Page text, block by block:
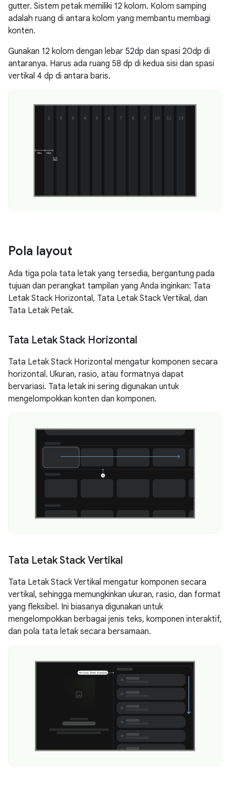
gutter. Sistem petak memiliki 12 kolom. Kolom samping
adalah ruang di antara kolom yang membantu membagi
konten.
Gunakan 12 kolom dengan lebar 52dp dan spasi 20dp di
antaranya. Harus ada ruang 58 dp di kedua sisi dan spasi
vertikal 4 dp di antara baris.
Pola layout
Ada tiga pola tata letak yang tersedia, bergantung pada
tujuan dan perangkat tampilan yang Anda inginkan: Tata
Letak Stack Horizontal, Tata Letak Stack Vertikal, dan
Tata Letak Petak.
Tata Letak Stack Horizontal
Tata Letak Stack Horizontal mengatur komponen secara
horizontal. Ukuran, rasio, atau formatnya dapat
bervariasi. Tata letak ini sering digunakan untuk
mengelompokkan konten dan komponen.
Tata Letak Stack Vertikal
Tata Letak Stack Vertikal mengatur komponen secara
vertikal, sehingga memungkinkan ukuran, rasio, dan format
yang fleksibel. Ini biasanya digunakan untuk
mengelompokkan berbagai jenis teks, komponen interaktif,
dan pola tata letak secara bersamaan.